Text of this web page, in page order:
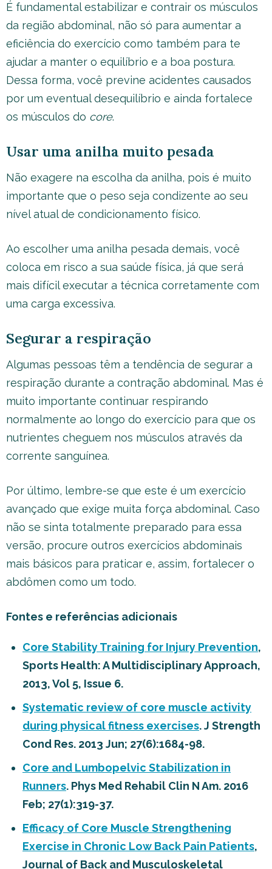
É fundamental estabilizar e contrair os músculos
da região abdominal, não só para aumentar a
eficiência do exercício como também para te
ajudar a manter o equilíbrio e a boa postura.
Dessa forma, você previne acidentes causados
por um eventual desequilíbrio e ainda fortalece
os músculos do core.
Usar uma anilha muito pesada
Não exagere na escolha da anilha, pois é muito
importante que o peso seja condizente ao seu
nível atual de condicionamento físico.
Ao escolher uma anilha pesada demais, você
coloca em risco a sua saúde física, já que será
mais difícil executar a técnica corretamente com
uma carga excessiva.
Segurar a respiração
Algumas pessoas têm a tendência de segurar a
respiração durante a contração abdominal. Mas é
muito importante continuar respirando
normalmente ao longo do exercício para que os
nutrientes cheguem nos músculos através da
corrente sanguínea.
Por último, lembre-se que este é um exercício
avançado que exige muita força abdominal. Caso
não se sinta totalmente preparado para essa
versão, procure outros exercícios abdominais
mais básicos para praticar e, assim, fortalecer o
abdômen como um todo.
Fontes e referências adicionais
Core Stability Training for Injury Prevention,
Sports Health: A Multidisciplinary Approach,
2013, Vol 5, Issue 6.
Systematic review of core muscle activity
during physical fitness exercises. J Strength
Cond Res. 2013 Jun; 27(6):1684-98.
Core and Lumbopelvic Stabilization in
Runners. Phys Med Rehabil Clin N Am. 2016
Feb; 27(1):319-37.
Efficacy of Core Muscle Strengthening
Exercise in Chronic Low Back Pain Patients,
Journal of Back and Musculoskeletal